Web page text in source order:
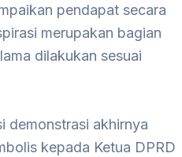
pendapat secara
merupakan bagian
dilakukan sesuai
demonstrasi akhirnya
kepada Ketua DPRD